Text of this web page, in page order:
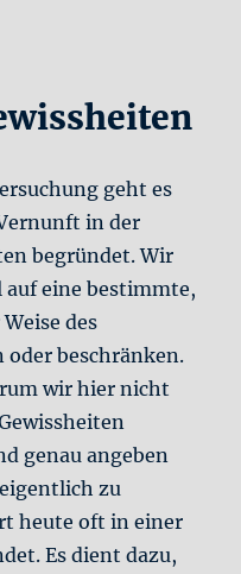
geht es
in der
begründet. Wir
auf eine bestimmte,
des
beschränken.
wir hier nicht
genau angeben
zu
heute oft in einer
Es dient dazu,